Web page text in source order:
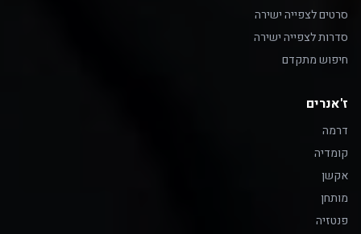
סרטים לצפייה ישירה
סדרות לצפייה ישירה
חיפוש מתקדם
ז'אנרים
דרמה
קומדיה
אקשן
מותחן
פנטזיה